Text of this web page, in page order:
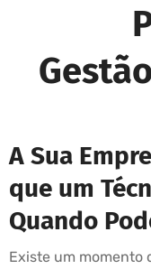
A Sua
que um
Quando
Existe um momento